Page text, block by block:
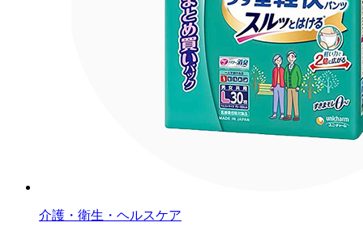
介護・衛生・ヘルスケア